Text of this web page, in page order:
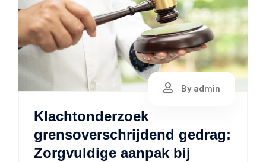
By admin
Klachtonderzoek
grensoverschrijdend gedrag:
Zorgvuldige aanpak bij